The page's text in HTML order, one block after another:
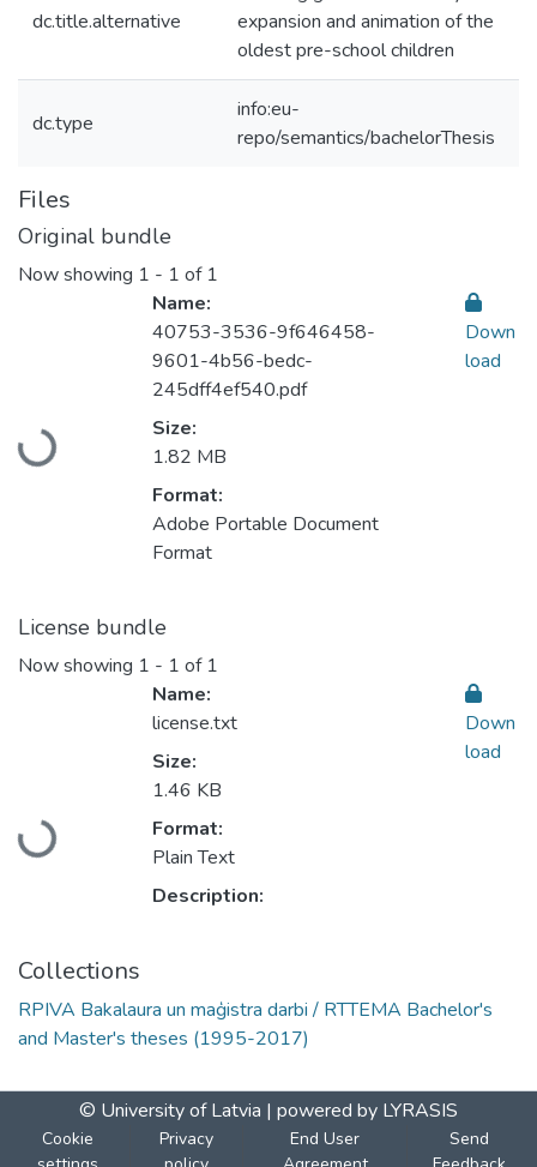
dc.title.alternative
expansion and animation of the
oldest pre-school children
dc.type
info:eu-
repo/semantics/bachelorThesis
Files
Original bundle
Now showing 1 - 1 of 1
Loading...
Name:
40753-3536-9f646458-
9601-4b56-bedc-
245dff4ef540.pdf
Size:
1.82 MB
Format:
Adobe Portable Document
Format
Down
load
License bundle
Now showing 1 - 1 of 1
Loading...
Name:
license.txt
Size:
1.46 KB
Format:
Plain Text
Description:
Down
load
Collections
RPIVA Bakalaura un maģistra darbi / RTTEMA Bachelor's
and Master's theses (1995-2017)
© University of Latvia | powered by LYRASIS
Cookie
Privacy
End User
Send